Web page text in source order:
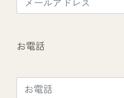
お電話